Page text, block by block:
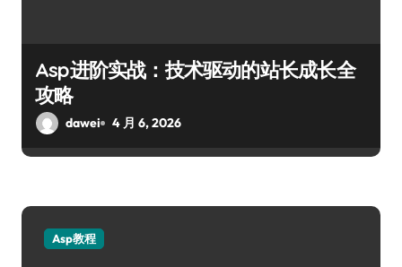
Asp进阶实战：技术驱动的站长成长全
攻略
dawei 4 月 6, 2026
Asp教程